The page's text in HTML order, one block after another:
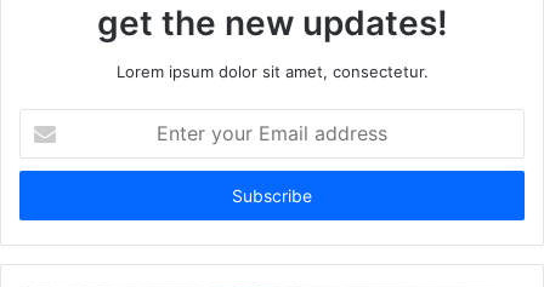
get the new updates!
Lorem ipsum dolor sit amet, consectetur.
your
Email